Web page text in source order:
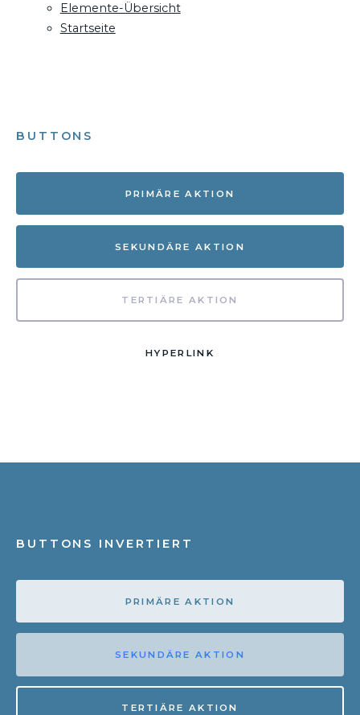
Elemente-Übersicht
Startseite
BUTTONS
PRIMÄRE AKTION
SEKUNDÄRE AKTION
TERTIÄRE AKTION
HYPERLINK
BUTTONS INVERTIERT
PRIMÄRE AKTION
SEKUNDÄRE AKTION
TERTIÄRE AKTION